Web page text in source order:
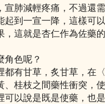
肺減輕疼痛，不過還
到一宣一降，這樣可
這就是杏仁作為佐藥的
角色呢？
有甘草，炙甘草，在
桂枝之間藥性衝突，
以說是既是使藥，也是